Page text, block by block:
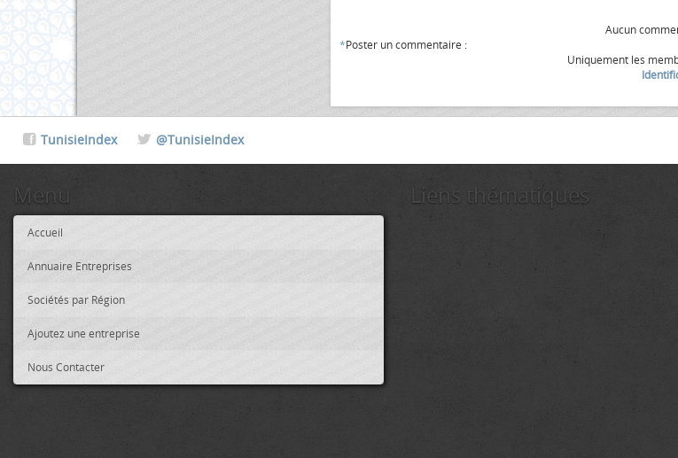
Aucun
*Poster un commentaire :
Uniquement les
TunisieIndex @TunisieIndex
Menu
Accueil
Annuaire Entreprises
Sociétés par Région
Ajoutez une entreprise
Nous Contacter
Liens thématiques